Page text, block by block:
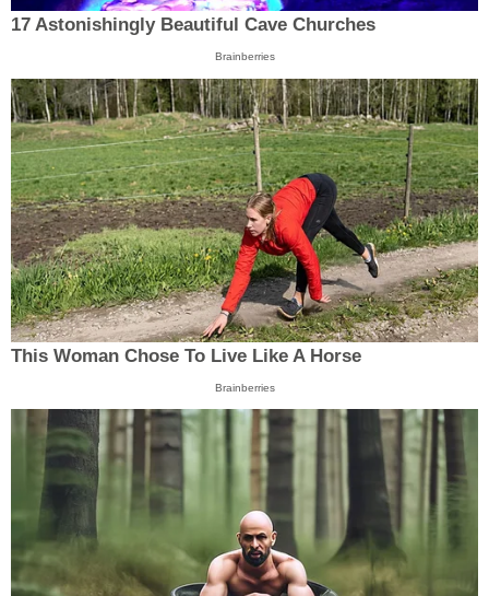
17 Astonishingly Beautiful Cave Churches
Brainberries
This Woman Chose To Live Like A Horse
Brainberries